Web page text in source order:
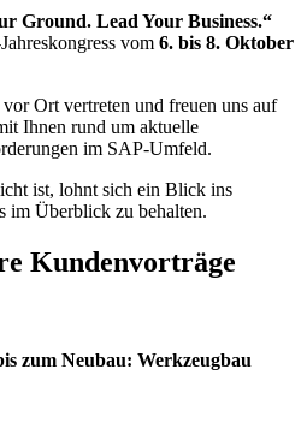
Ground. Lead Your Business.“
vom 6. bis 8. Oktober
Ort vertreten und freuen uns auf
Ihnen rund um aktuelle
im SAP-Umfeld.
ist, lohnt sich ein Blick ins
im Überblick zu behalten.
Kundenvorträge
zum Neubau: Werkzeugbau